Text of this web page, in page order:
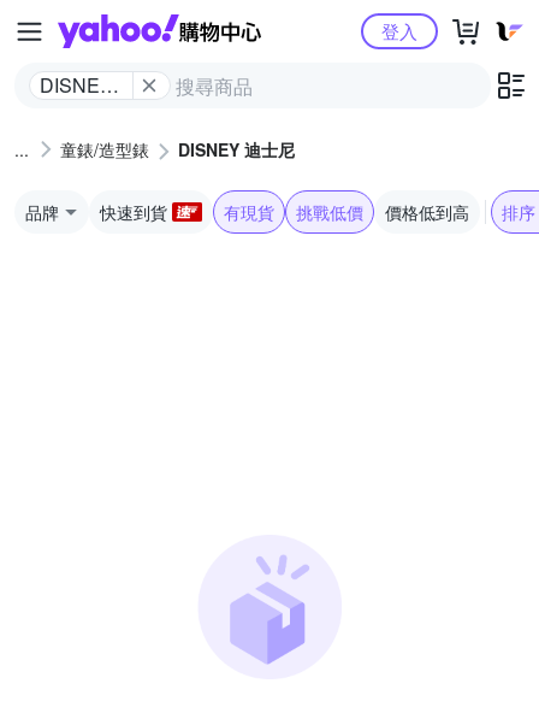
Yahoo購物中心
DISNEY
登入
童錶/造型錶 DISNEY 迪士尼
品牌 快速到貨 有現貨 挑戰低價 價格低到高 排序